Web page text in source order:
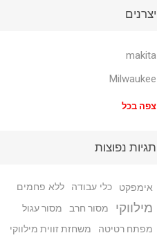
יצרנים
makita
Milwaukee
צפה בכל
תגיות נפוצות
אימפקט כלי עבודה ללא פחמים
מילווקי מסור חרב
מסור עגול
מפתח רטיטה
משחזת זווית מילווקי